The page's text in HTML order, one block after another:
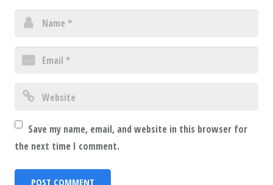
Save my name, email, and website in this browser for
the next time I comment.